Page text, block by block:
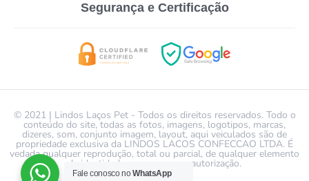
Segurança e Certificação
© 2021 | Lindos Laços Pet - Todos os direitos reservados. Todo o
conteúdo do site, todas as fotos, imagens, logotipos, marcas,
dizeres, som, conjunto imagem, layout, aqui veiculados são de
propriedade exclusiva da LINDOS LACOS CONFECCAO LTDA. É
vedada qualquer reprodução, total ou parcial, de qualquer elemento
de identidade, sem expressa autorização.
Fale conosco noWhatsApp